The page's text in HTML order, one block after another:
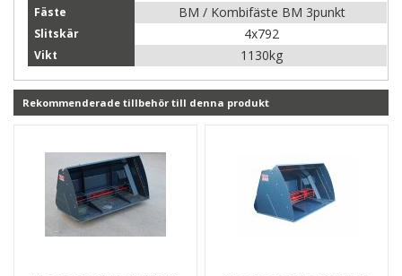
Fäste BM / Kombifäste BM 3punkt
Slitskär 4x792
Vikt 1130kg
Rekommenderade tillbehör till denna produkt